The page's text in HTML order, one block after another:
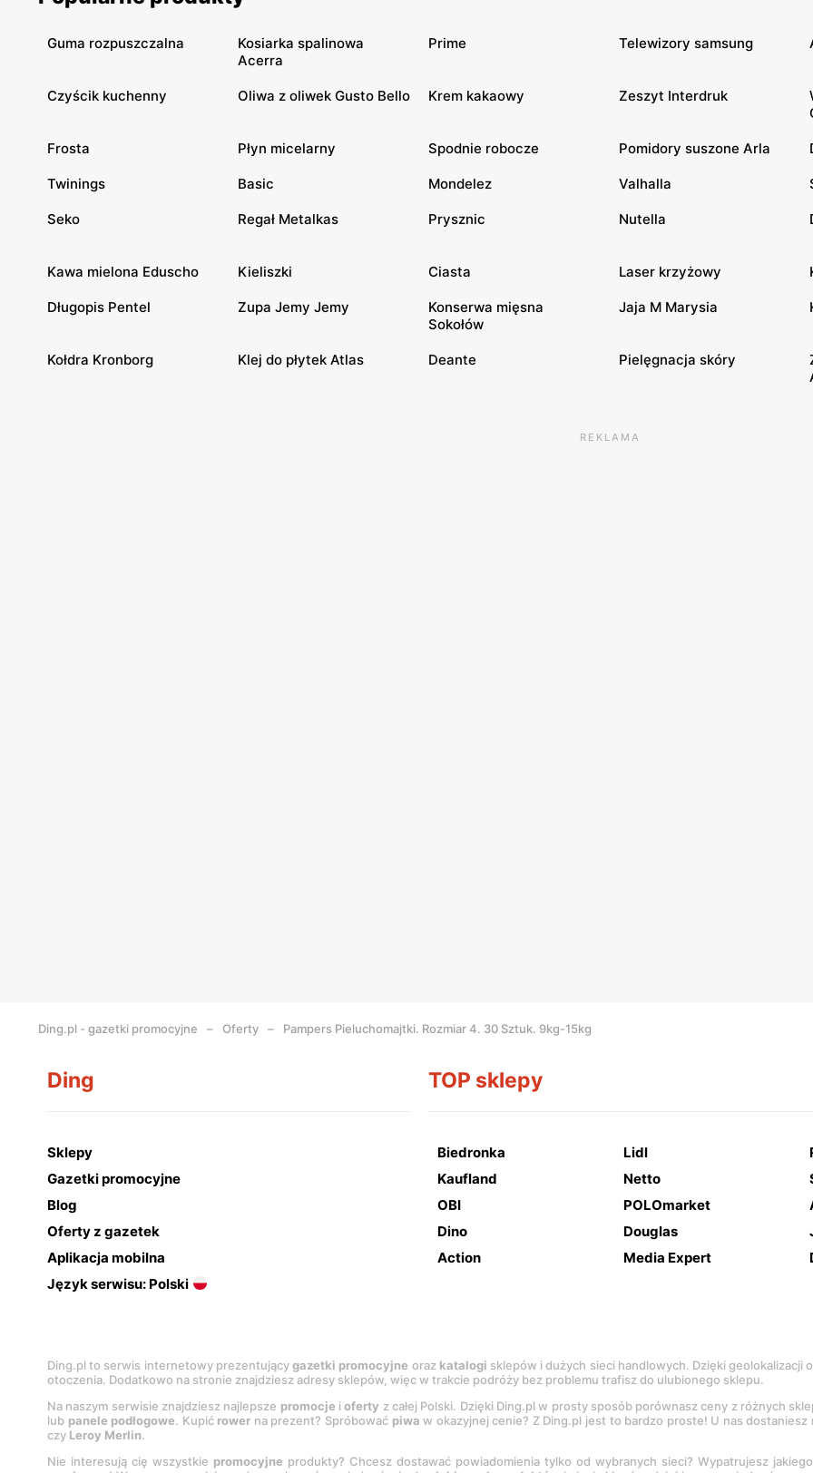
Guma rozpuszczalna
Kosiarka spalinowa
Acerra
Prime Telewizory samsung
Czyścik kuchenny Oliwa z oliwek Gusto Bello Krem kakaowy Zeszyt Interdruk
Frosta Płyn micelarny Spodnie robocze Pomidory suszone Arla
Twinings Basic Mondelez Valhalla
Seko Regał Metalkas Prysznic Nutella
Kawa mielona Eduscho Kieliszki Ciasta Laser krzyżowy
Długopis Pentel Zupa Jemy Jemy
Konserwa mięsna
Sokołów
Jaja M Marysia
Kołdra Kronborg Klej do płytek Atlas Deante Pielęgnacja skóry
REKLAMA
Ding.pl - gazetki promocyjne Oferty Pampers Pieluchomajtki. Rozmiar 4. 30 Sztuk. 9kg-15kg
Ding
Sklepy
Gazetki promocyjne
Blog
Oferty z gazetek
Aplikacja mobilna
Język serwisu: Polski
TOP sklepy
Biedronka Lidl
Kaufland
Netto
OBI
POLOmarket
Dino
Douglas
Action
Media Expert
Ding.pl to serwis internetowy prezentującygazetki promocyjne oraz katalogi sklepów i dużych sieci handlowych. Dzięki
otoczenia. Dodatkowo na stronie znajdziesz adresy sklepów, więc w trakcie podróży bez problemu trafisz do ulubionego sklepu.
Na naszym serwisie znajdziesz najlepsze promocje ioferty z całej Polski. Dzięki Ding.pl w prosty sposób porównasz ceny z różnych
lub panele podłogowe. Kupić rower na prezent? Spróbować piwa w okazyjnej cenie? Z Ding.pl jest to bardzo proste! U nas
czy Leroy Merlin.
Nie interesują cię wszystkie promocyjne produkty? Chcesz dostawać powiadomienia tylko od wybranych sieci? Wypatrujesz